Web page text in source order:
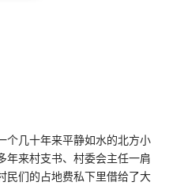
十年来平静如水的北方小
年来村支书、村委会主任一肩
民们的占地费私下里借给了大